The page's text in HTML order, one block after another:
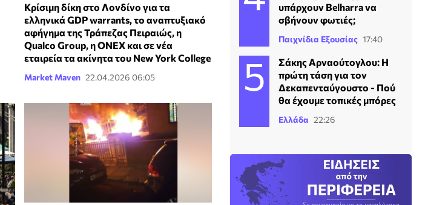
Κρίσιμη δίκη στο Λονδίνο για τα
ελληνικά GDP warrants, το αναπτυξιακό
αφήγημα της Τράπεζας Πειραιώς, η
Qualco Group, η ONEX και σε νέα
εταιρεία τα ακίνητα του New York College
Market Maven 22.04.2026 06:05
υπάρχουν Belharra να
σβήνουν φωτιές;
Παιχνίδια Εξουσίας 17:40
Σάκης Αρναούτογλου: Η
πρώτη τάση για τον
Δεκαπενταύγουστο - Πού
θα έχουμε τοπικές μπόρες
Ελλάδα 22:26